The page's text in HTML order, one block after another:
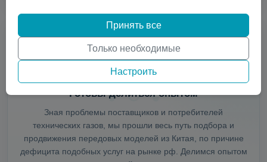
Готовы делиться опытом
Зная проблемы поставщиков и потребителей
технических газов, мы прошли весь путь подбора и
продвижения передовых моделей из Китая, по причине
дефицита подобных услуг на рынке рф. Делимся опытом
Принять все
Только необходимые
Настроить